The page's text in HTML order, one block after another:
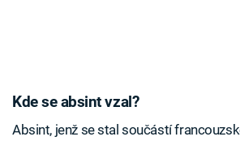
Kde se absint vzal?
Absint, jenž se stal součástí